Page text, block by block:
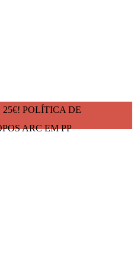
POLÍTICA DE
ARC EM PP